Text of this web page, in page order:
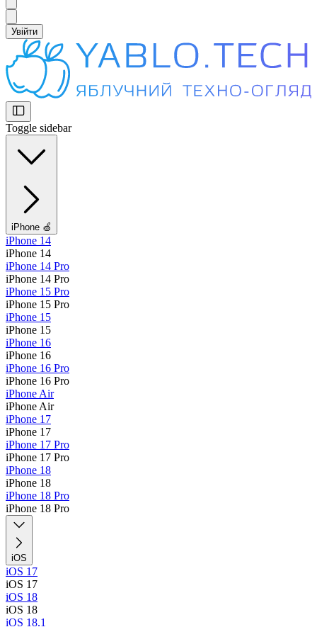
Увійти
Toggle sidebar
iPhone 🍏
iPhone 14
iPhone 14
iPhone 14 Pro
iPhone 14 Pro
iPhone 15 Pro
iPhone 15 Pro
iPhone 15
iPhone 15
iPhone 16
iPhone 16
iPhone 16 Pro
iPhone 16 Pro
iPhone Air
iPhone Air
iPhone 17
iPhone 17
iPhone 17 Pro
iPhone 17 Pro
iPhone 18
iPhone 18
iPhone 18 Pro
iPhone 18 Pro
iOS
iOS 17
iOS 17
iOS 18
iOS 18
iOS 18.1